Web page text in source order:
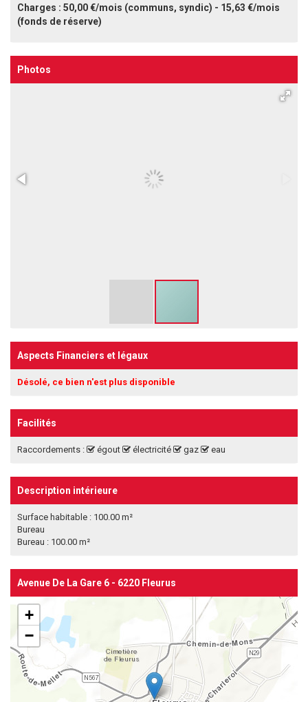
Charges : 50,00 €/mois (communs, syndic) - 15,63 €/mois
(fonds de réserve)
Photos
Aspects Financiers et légaux
Désolé, ce bien n'est plus disponible
Facilités
Raccordements : égout électricité gaz eau
Description intérieure
Surface habitable : 100.00 m²
Bureau
Bureau : 100.00 m²
Avenue De La Gare 6 - 6220 Fleurus
+
−